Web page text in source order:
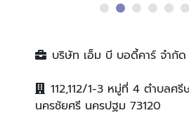
บริษัท เอ็ม บี บอดี้คาร์ จำกัด
112,112/1-3 หมู่ที่ 4 ตำบลศรี
นครชัยศรี นครปฐม 73120